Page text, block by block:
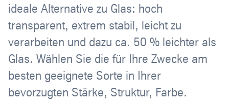
ideale Alternative zu Glas: hoch
transparent, extrem stabil, leicht zu
verarbeiten und dazu ca. 50 % leichter als
Glas. Wählen Sie die für Ihre Zwecke am
besten geeignete Sorte in Ihrer
bevorzugten Stärke, Struktur, Farbe.